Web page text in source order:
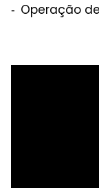
Operação